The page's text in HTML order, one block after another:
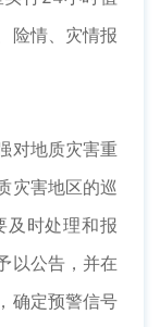
险情、灾情报
对地质灾害重
灾害地区的巡
及时处理和报
以公告，并在
确定预警信号